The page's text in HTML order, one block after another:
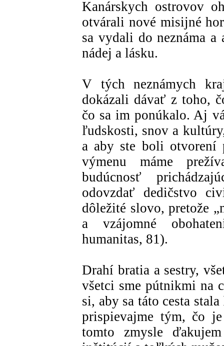
Kanárskych ostrovov
otvárali nové misijné
sa vydali do neznáma
nádej a lásku.
V tých neznámych
dokázali dávať z toho,
čo sa im ponúkalo. Aj
ľudskosti, snov a
a aby ste boli otvorení
výmenu máme
budúcnosť
odovzdať dedičstvo
dôležité slovo, pretože
a vzájomné
humanitas, 81).
Drahí bratia a sestry,
všetci sme pútnikmi na
si, aby sa táto cesta
prispievajme tým, čo
tomto zmysle